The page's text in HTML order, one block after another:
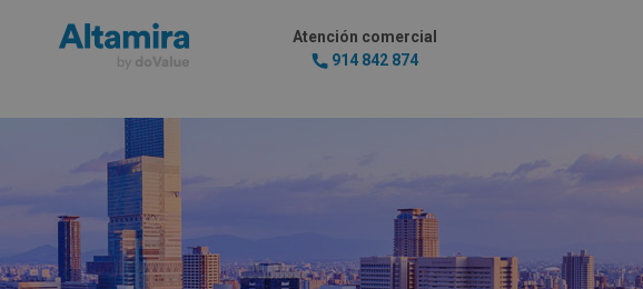
Atención comercial
914 842 874